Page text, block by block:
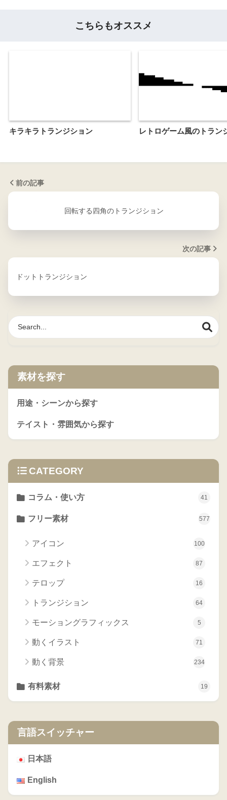
こちらもオススメ
キラキラトランジション レトロゲーム風のトラン
前の記事
回転する四角のトランジション
次の記事
ドットトランジション
素材を探す
用途・シーンから探す
テイスト・雰囲気から探す
CATEGORY
コラム・使い方 41
フリー素材 577
アイコン 100
エフェクト 87
テロップ 16
トランジション 64
モーショングラフィックス 5
動くイラスト 71
動く背景 234
有料素材 19
言語スイッチャー
日本語
English